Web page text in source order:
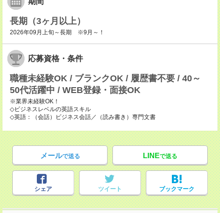
長期（3ヶ月以上）
2026年09月上旬～長期 ※9月～！
応募資格・条件
職種未経験OK / ブランクOK / 履歴書不要 / 40～
50代活躍中 / WEB登録・面接OK
※業界未経験OK！
◇ビジネスレベルの英語スキル
◇英語：（会話）ビジネス会話／（読み書き）専門文書
メールで送る LINEで送る
シェア ツイート ブックマーク